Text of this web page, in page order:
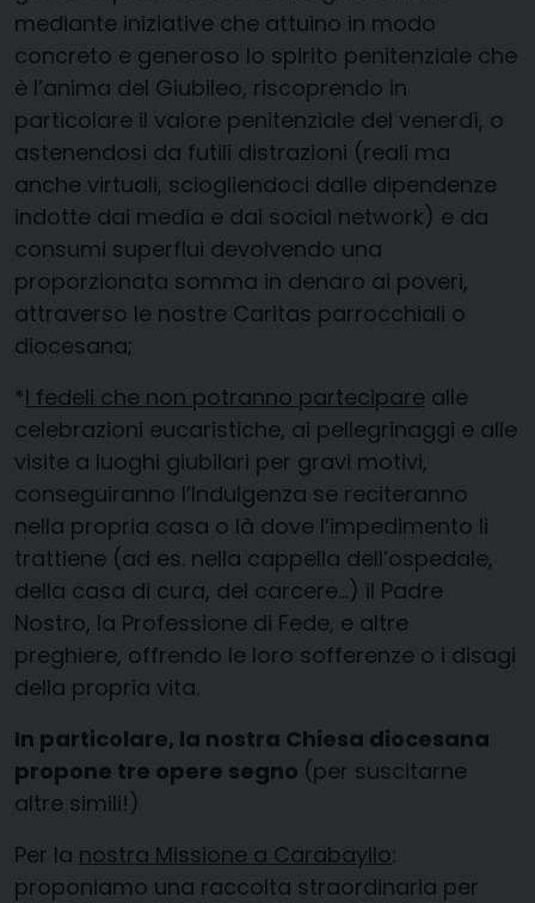
mediante iniziative che attuino in modo
concreto e generoso lo spirito penitenziale che
è l’anima del Giubileo, riscoprendo in
particolare il valore penitenziale del venerdì, o
astenendosi da futili distrazioni (reali ma
anche virtuali, sciogliendoci dalle dipendenze
indotte dai media e dai social network) e da
consumi superflui devolvendo una
proporzionata somma in denaro ai poveri,
attraverso le nostre Caritas parrocchiali o
diocesana;
*I fedeli che non potranno partecipare alle
celebrazioni eucaristiche, ai pellegrinaggi e alle
visite a luoghi giubilari per gravi motivi,
conseguiranno l’Indulgenza se reciteranno
nella propria casa o là dove l’impedimento li
trattiene (ad es. nella cappella dell’ospedale,
della casa di cura, del carcere…) il Padre
Nostro, la Professione di Fede, e altre
preghiere, offrendo le loro sofferenze o i disagi
della propria vita.
In particolare, la nostra Chiesa diocesana
propone tre opere segno (per suscitarne
altre simili!)
Per la nostra Missione a Carabayllo:
proponiamo una raccolta straordinaria per